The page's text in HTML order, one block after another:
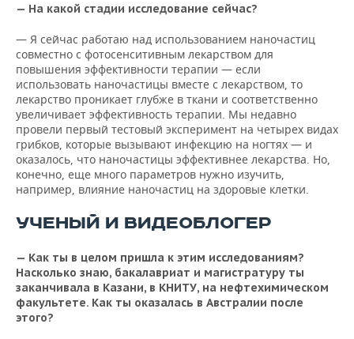
— На какой стадии исследование сейчас?
— Я сейчас работаю над использованием наночастиц
совместно с фотосенситивным лекарством для
повышения эффективности терапии — если
использовать наночастицы вместе с лекарством, то
лекарство проникает глубже в ткани и соответственно
увеличивает эффективность терапии. Мы недавно
провели первый тестовый эксперимент на четырех видах
грибков, которые вызывают инфекцию на ногтях — и
оказалось, что наночастицы эффективнее лекарства. Но,
конечно, еще много параметров нужно изучить,
например, влияние наночастиц на здоровые клетки.
УЧЕНЫЙ И ВИДЕОБЛОГЕР
— Как ты в целом пришла к этим исследованиям?
Насколько знаю, бакалавриат и магистратуру ты
заканчивала в Казани, в КНИТУ, на нефтехимическом
факультете. Как ты оказалась в Австралии после
этого?